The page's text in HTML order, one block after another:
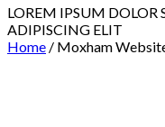
LOREM IPSUM DOLOR
ADIPISCING ELIT
Home / Moxham